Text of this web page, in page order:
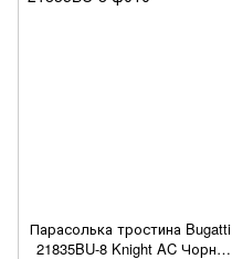
Парасолька тростина Bugatti
21835BU-8 Knight AC Чорна